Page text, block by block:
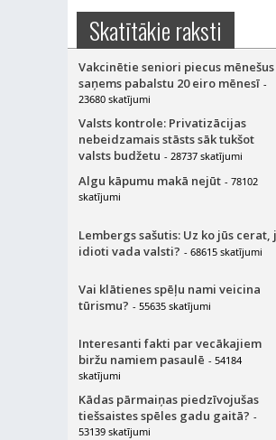
Skatītākie raksti
Vakcinētie seniori piecus mēnešus
saņems pabalstu 20 eiro mēnesī -
23680 skatījumi
Valsts kontrole: Privatizācijas
nebeidzamais stāsts sāk tukšot
valsts budžetu - 28737 skatījumi
Algu kāpumu makā nejūt - 78102
skatījumi
Lembergs sašutis: Uz ko jūs cerat,
idioti vada valsti? - 68615 skatījumi
Vai klātienes spēļu nami veicina
tūrismu? - 55635 skatījumi
Interesanti fakti par vecākajiem
biržu namiem pasaulē - 54184
skatījumi
Kādas pārmaiņas piedzīvojušas
tiešsaistes spēles gadu gaitā? -
53139 skatījumi